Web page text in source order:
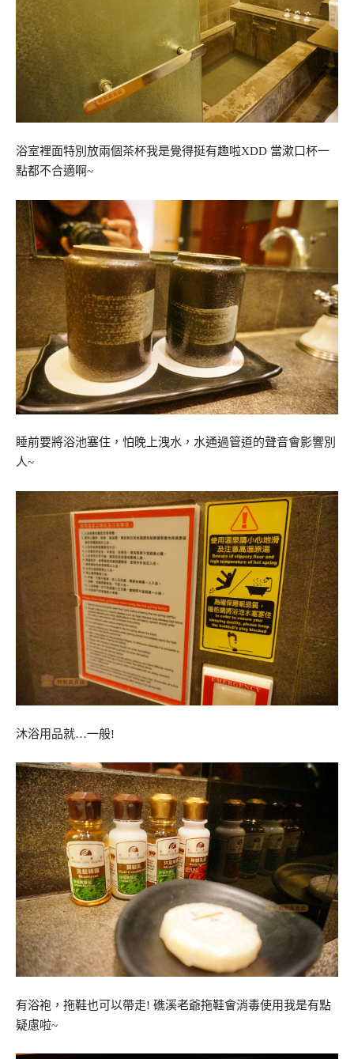
浴室裡面特別放兩個茶杯我是覺得挺有趣啦XDD 當漱口杯一
點都不合適啊~
睡前要將浴池塞住，怕晚上洩水，水通過管道的聲音會影響別
人~
沐浴用品就…一般!
有浴袍，拖鞋也可以帶走! 礁溪老爺拖鞋會消毒使用我是有點
疑慮啦~